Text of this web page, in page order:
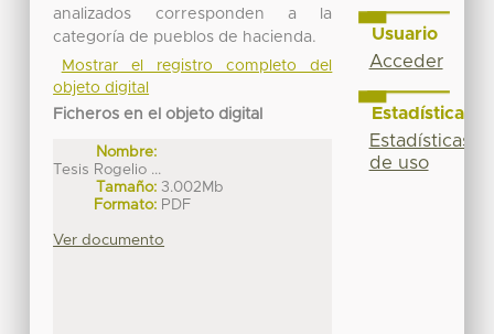
analizados corresponden a la
categoría de pueblos de hacienda.
Mostrar el registro completo del
objeto digital
Ficheros en el objeto digital
Nombre:
Tesis Rogelio ...
Tamaño: 3.002Mb
Formato: PDF
Ver documento
Usuario
Acceder
Estadísticas
Estadísticas
de uso